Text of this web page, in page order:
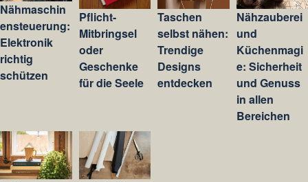
Nähmaschin
ensteuerung:
Elektronik
richtig
schützen
Pflicht-
Mitbringsel
oder
Geschenke
für die Seele
Taschen
selbst nähen:
Trendige
Designs
entdecken
Nähzauberei
und
Küchenmagi
e: Sicherheit
und Genuss
in allen
Bereichen